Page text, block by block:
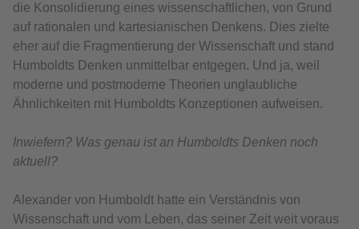
die Konsolidierung eines wissenschaftlichen, von Grund
auf rationalen und kartesianischen Denkens. Dies zielte
eher auf die Fragmentierung der Wissenschaft und stand
Humboldts Denken unmittelbar entgegen. Und ja, weil
moderne und postmoderne Theorien unglaubliche
Ähnlichkeiten mit Humboldts Konzeptionen aufweisen.
Inwiefern? Was genau ist an Humboldts Denken noch
aktuell?
Alexander von Humboldt hatte ein Verständnis von
Wissenschaft und vom Leben, das seiner Zeit weit voraus